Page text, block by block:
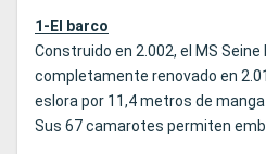
1-El barco
Construido en 2.002, el MS
completamente renovado en
eslora por 11,4 metros de
Sus 67 camarotes permiten